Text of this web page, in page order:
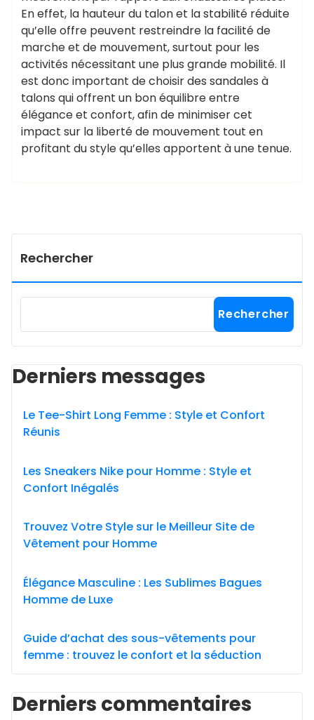
En effet, la hauteur du talon et la stabilité réduite
qu’elle offre peuvent restreindre la facilité de
marche et de mouvement, surtout pour les
activités nécessitant une plus grande mobilité. Il
est donc important de choisir des sandales à
talons qui offrent un bon équilibre entre
élégance et confort, afin de minimiser cet
impact sur la liberté de mouvement tout en
profitant du style qu’elles apportent à une tenue.
Rechercher
Rechercher
Derniers messages
Le Tee-Shirt Long Femme : Style et Confort
Réunis
Les Sneakers Nike pour Homme : Style et
Confort Inégalés
Trouvez Votre Style sur le Meilleur Site de
Vêtement pour Homme
Élégance Masculine : Les Sublimes Bagues
Homme de Luxe
Guide d’achat des sous-vêtements pour
femme : trouvez le confort et la séduction
Derniers commentaires